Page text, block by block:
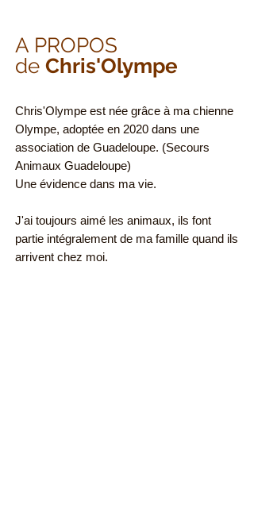
A PROPOS
de Chris'Olympe
Chris'Olympe est née grâce à ma chienne
Olympe, adoptée en 2020 dans une
association de Guadeloupe. (Secours
Animaux Guadeloupe)
Une évidence dans ma vie.
J'ai toujours aimé les animaux, ils font
partie intégralement de ma famille quand ils
arrivent chez moi.